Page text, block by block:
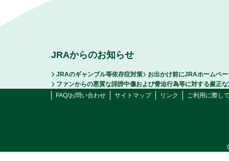
JRAからのお知らせ
JRAのギャンブル等依存症対策
お出かけ前にJRAホームペ
ファンからの悪質な誹謗中傷および脅迫行為等に対する厳正
FAQ/お問い合わせ
サイトマップ リンク ご利用に際し